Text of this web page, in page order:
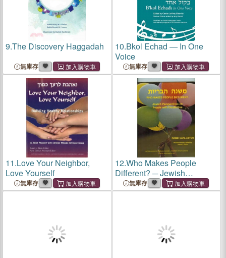
9.The Discovery Haggadah
無庫存
10.Bkol Echad ― In One
Voice
無庫存
11.Love Your Neighbor,
Love Yourself
無庫存
12.Who Makes People
Different? ─ Jewish
Perspective on People with
Disabilities
無庫存